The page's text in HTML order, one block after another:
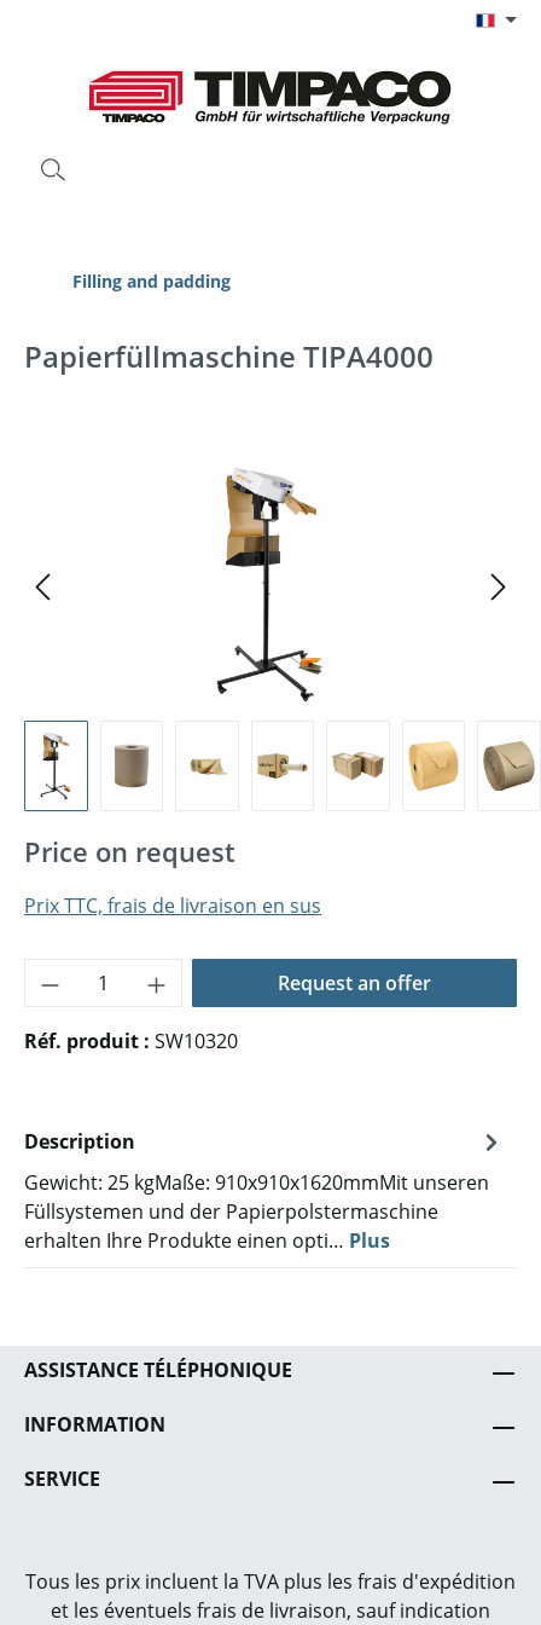
Filling and padding
Papierfüllmaschine TIPA4000
Ignorer la galerie d'images
Price on request
Prix TTC, frais de livraison en sus
Quantité de produit : Entrez la
Request an offer
Réf. produit : SW10320
Description
Gewicht: 25 kgMaße: 910x910x1620mmMit unseren
Füllsystemen und der Papierpolstermaschine
erhalten Ihre Produkte einen opti… Plus
ASSISTANCE TÉLÉPHONIQUE
INFORMATION
SERVICE
Tous les prix incluent la TVA plus les frais d'expédition
et les éventuels frais de livraison, sauf indication